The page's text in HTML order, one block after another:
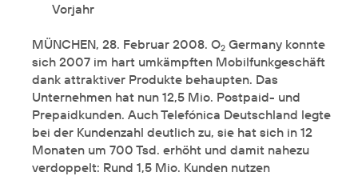
Vorjahr
MÜNCHEN, 28. Februar 2008. O2 Germany konnte
sich 2007 im hart umkämpften Mobilfunkgeschäft
dank attraktiver Produkte behaupten. Das
Unternehmen hat nun 12,5 Mio. Postpaid- und
Prepaidkunden. Auch Telefónica Deutschland legte
bei der Kundenzahl deutlich zu, sie hat sich in 12
Monaten um 700 Tsd. erhöht und damit nahezu
verdoppelt: Rund 1,5 Mio. Kunden nutzen